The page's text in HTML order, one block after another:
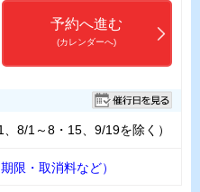
予約へ進む
(カレンダーへ)
8/1～8・15、9/19を除く）
限・取消料など）